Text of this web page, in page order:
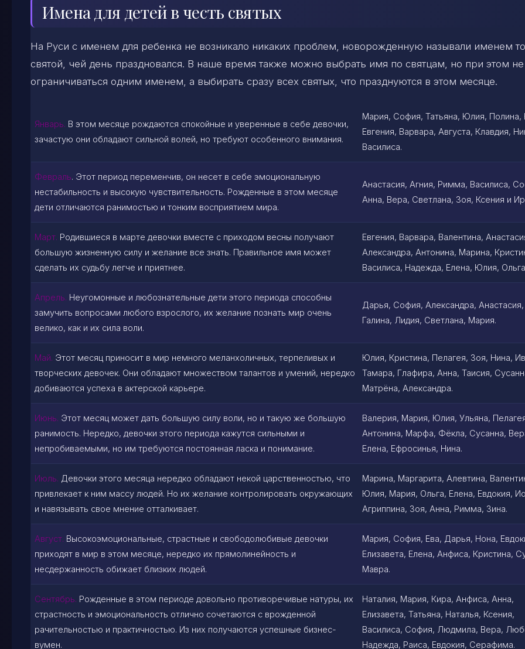
Имена для детей в честь святых
На Руси с именем для ребенка не возникало никаких проблем, новорожденную называли именем
святой, чей день праздновался. В наше время также можно выбрать имя по святцам, но при этом не
ограничиваться одним именем, а выбирать сразу всех святых, что празднуются в этом месяце.
Январь. В этом месяце рождаются спокойные и уверенные в себе девочки,
зачастую они обладают сильной волей, но требуют особенного внимания.
Мария, София, Татьяна, Юлия, Полина,
Евгения, Варвара, Августа, Клавдия,
Василиса.
Февраль. Этот период переменчив, он несет в себе эмоциональную
нестабильность и высокую чувствительность. Рожденные в этом месяце
дети отличаются ранимостью и тонким восприятием мира.
Анастасия, Агния, Римма, Василиса,
Анна, Вера, Светлана, Зоя, Ксения и
Март. Родившиеся в марте девочки вместе с приходом весны получают
большую жизненную силу и желание все знать. Правильное имя может
сделать их судьбу легче и приятнее.
Евгения, Варвара, Валентина,
Александра, Антонина, Марина,
Василиса, Надежда, Елена, Юлия,
Апрель. Неугомонные и любознательные дети этого периода способны
замучить вопросами любого взрослого, их желание познать мир очень
велико, как и их сила воли.
Дарья, София, Александра, Анастасия,
Галина, Лидия, Светлана, Мария.
Май. Этот месяц приносит в мир немного меланхоличных, терпеливых и
творческих девочек. Они обладают множеством талантов и умений, нередко
добиваются успеха в актерской карьере.
Юлия, Кристина, Пелагея, Зоя, Нина,
Тамара, Глафира, Анна, Таисия,
Матрёна, Александра.
Июнь. Этот месяц может дать большую силу воли, но и такую же большую
ранимость. Нередко, девочки этого периода кажутся сильными и
непробиваемыми, но им требуются постоянная ласка и понимание.
Валерия, Мария, Юлия, Ульяна,
Антонина, Марфа, Фёкла, Сусанна,
Елена, Ефросинья, Нина.
Июль. Девочки этого месяца нередко обладают некой царственностью, что
привлекает к ним массу людей. Но их желание контролировать окружающих
и навязывать свое мнение отталкивает.
Марина, Маргарита, Алевтина,
Юлия, Мария, Ольга, Елена, Евдокия,
Агриппина, Зоя, Анна, Римма, Зина.
Август. Высокоэмоциональные, страстные и свободолюбивые девочки
приходят в мир в этом месяце, нередко их прямолинейность и
несдержанность обижает близких людей.
Мария, София, Ева, Дарья, Нона,
Елизавета, Елена, Анфиса, Кристина,
Мавра.
Сентябрь. Рожденные в этом периоде довольно противоречивые натуры, их
страстность и эмоциональность отлично сочетаются с врожденной
рачительностью и практичностью. Из них получаются успешные бизнес-
вумен.
Наталия, Мария, Кира, Анфиса, Анна,
Елизавета, Татьяна, Наталья, Ксения,
Василиса, София, Людмила, Вера,
Надежда, Раиса, Евдокия, Серафима.